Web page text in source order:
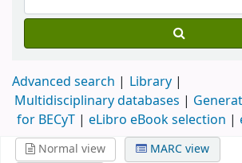
Advanced search
Library
Multidisciplinary databases |
for BECyT | eLibro eBook selection |
Normal view
MARC view